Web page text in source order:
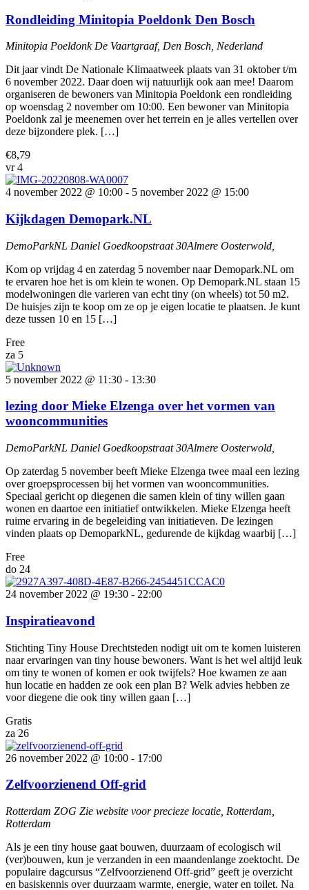
Rondleiding Minitopia Poeldonk Den Bosch
Minitopia Poeldonk De Vaartgraaf, Den Bosch, Nederland
Dit jaar vindt De Nationale Klimaatweek plaats van 31 oktober t/m
6 november 2022. Daar doen wij natuurlijk ook aan mee! Daarom
organiseren de bewoners van Minitopia Poeldonk een rondleiding
op woensdag 2 november om 10:00. Een bewoner van Minitopia
Poeldonk zal je meenemen over het terrein en je alles vertellen over
deze bijzondere plek. […]
€8,79
vr4
4 november 2022 @ 10:00 - 5 november 2022 @ 15:00
Kijkdagen Demopark.NL
DemoParkNL Daniel Goedkoopstraat 30Almere Oosterwold,
Kom op vrijdag 4 en zaterdag 5 november naar Demopark.NL om
te ervaren hoe het is om klein te wonen. Op Demopark.NL staan 15
modelwoningen die varieren van echt tiny (on wheels) tot 50 m2.
De huisjes zijn te koop om ze op je eigen locatie te plaatsen. Je kunt
deze tussen 10 en 15 […]
Free
za 5
5 november 2022 @ 11:30 - 13:30
lezing door Mieke Elzenga over het vormen van
wooncommunities
DemoParkNL Daniel Goedkoopstraat 30Almere Oosterwold,
Op zaterdag 5 november beeft Mieke Elzenga twee maal een lezing
over groepsprocessen bij het vormen van wooncommunities.
Speciaal gericht op diegenen die samen klein of tiny willen gaan
wonen en daartoe een initiatief ontwikkelen. Mieke Elzenga heeft
ruime ervaring in de begeleiding van initiatieven. De lezingen
vinden plaats op DemoparkNL, gedurende de kijkdag waarbij […]
Free
do 24
24 november 2022 @ 19:30 - 22:00
Inspiratieavond
Stichting Tiny House Drechtsteden nodigt uit om te komen luisteren
naar ervaringen van tiny house bewoners. Want is het wel altijd leuk
om tiny te wonen of komen er ook twijfels? Hoe kwamen ze aan
hun locatie en hadden ze ook een plan B? Welk advies hebben ze
voor diegene die ook tiny willen gaan […]
Gratis
za 26
26 november 2022 @ 10:00 - 17:00
Zelfvoorzienend Off-grid
Rotterdam ZOG Zie website voor precieze locatie, Rotterdam,
Rotterdam
Als je een tiny house gaat bouwen, duurzaam of ecologisch wil
(ver)bouwen, kun je verzanden in een maandenlange zoektocht. De
populaire dagcursus “Zelfvoorzienend Off-grid” geeft je overzicht
en basiskennis over duurzaam warmte, energie, water en toilet. Na